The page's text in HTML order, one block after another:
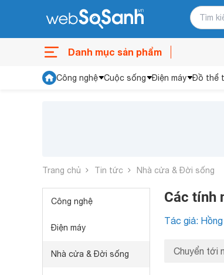
Danh mục sản phẩm
Công nghệ Cuộc sống Điện máy Đồ thể
Trang chủ Tin tức Nhà cửa & Đời sống
Công nghệ
Điện máy
Nhà cửa & Đời sống
Các tính
Tác giả:
Chuyển tới